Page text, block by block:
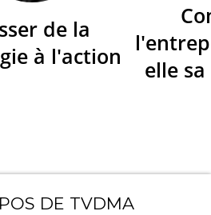
de la
à l'action
elle
DE TVDMA